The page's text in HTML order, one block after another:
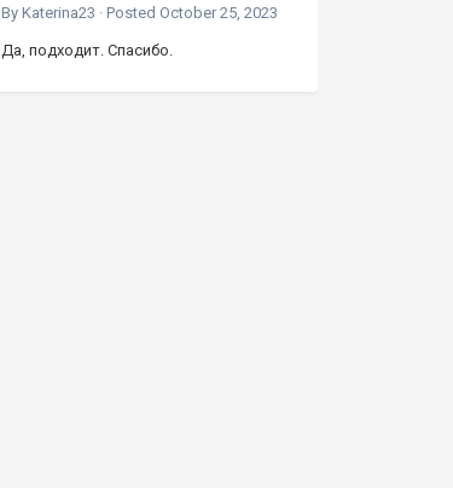
увеличивать число кнопками вверх-
By Katerina23 · Posted October 25, 2023
Да, подходит. Спасибо.